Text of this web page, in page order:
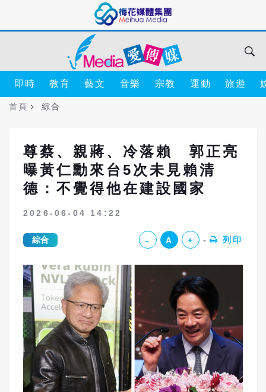
即時 教育 藝文 音樂 宗教 運動 旅遊
首頁 綜合
尊蔡、親蔣、冷落賴 郭正亮
曝黃仁勳來台5次未見賴清
德：不覺得他在建設國家
2026-06-04 14:22
綜合 - A + 列印